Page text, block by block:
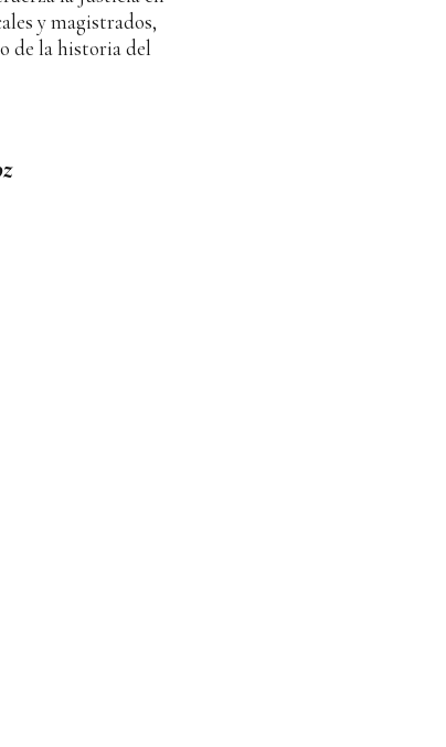
y magistrados,
de la historia del